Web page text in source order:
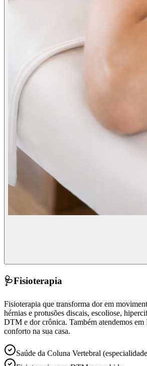
🩺Fisioterapia
Fisioterapia que transforma dor em
hérnias e protusões discais, escoliose,
DTM e dor crônica. Também atendemos
conforto na sua casa.
Saúde da Coluna Vertebral